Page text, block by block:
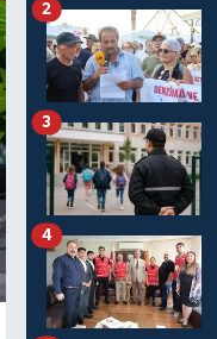
2
3
4